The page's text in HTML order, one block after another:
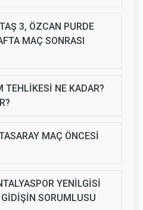
3, ÖZCAN PURDE
MAÇ SONRASI
TEHLİKESİ NE KADAR?
MAÇ ÖNCESİ
YENİLGİSİ
SORUMLUSU